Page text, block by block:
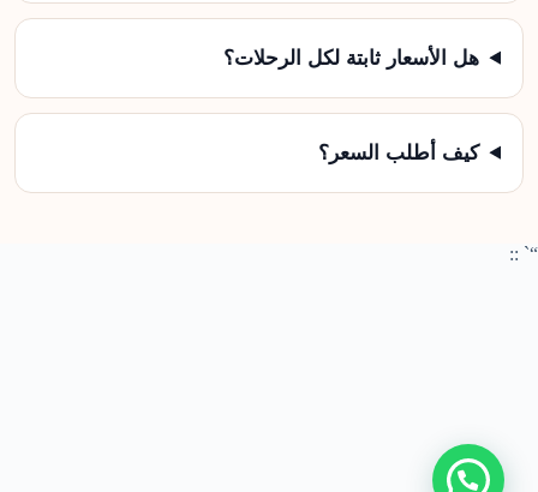
هل الأسعار ثابتة لكل الرحلات؟
كيف أطلب السعر؟
“` ::